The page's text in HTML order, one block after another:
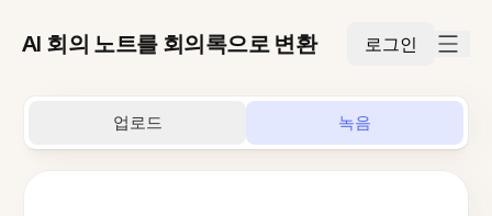
AI 회의 노트를 회의록으로 변환 로그인
업로드 녹음